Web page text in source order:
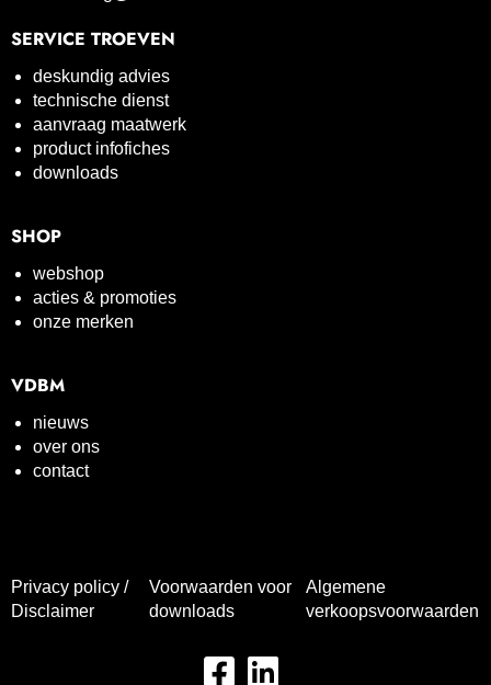
SERVICE TROEVEN
deskundig advies
technische dienst
aanvraag maatwerk
product infofiches
downloads
SHOP
webshop
acties & promoties
onze merken
VDBM
nieuws
over ons
contact
Privacy policy /
Disclaimer
Voorwaarden voor
downloads
Algemene
verkoopsvoorwaarden